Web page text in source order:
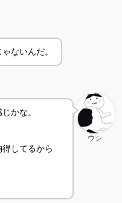
ないんだ。
ウシ
かな。
してるから